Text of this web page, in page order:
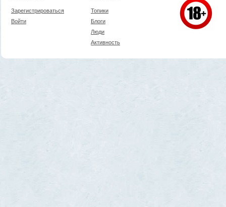
Зарегистрироваться
Войти
Топики
Блоги
Люди
Активность